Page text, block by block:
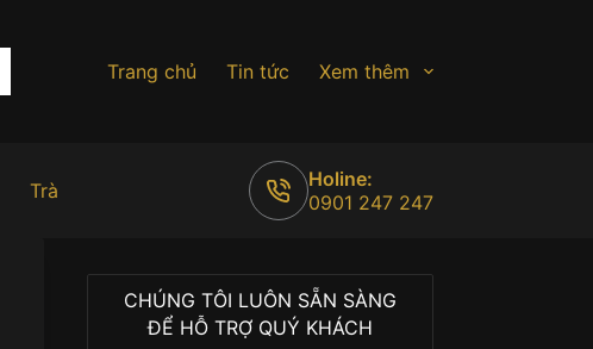
Trang chủ Tin tức Xem thêm
Trà
Holine:
0901 247 247
CHÚNG TÔI LUÔN SẴN SÀNG
ĐỂ HỖ TRỢ QUÝ KHÁCH